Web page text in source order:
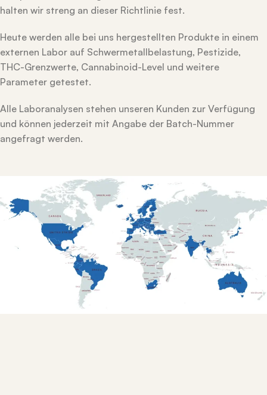
halten wir streng an dieser Richtlinie fest.
Heute werden alle bei uns hergestellten Produkte in einem
externen Labor auf Schwermetallbelastung, Pestizide,
THC-Grenzwerte, Cannabinoid-Level und weitere
Parameter getestet.
Alle Laboranalysen stehen unseren Kunden zur Verfügung
und können jederzeit mit Angabe der Batch-Nummer
angefragt werden.